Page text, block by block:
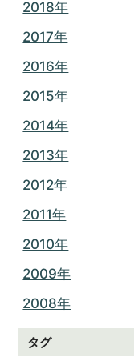
2018年
2017年
2016年
2015年
2014年
2013年
2012年
2011年
2010年
2009年
2008年
タグ